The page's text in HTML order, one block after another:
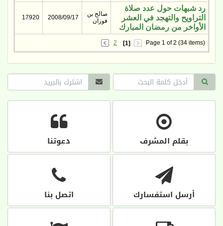
رد شبهات حول عدد صلاة
التراويح والتهجد في العشر
الأواخر من رمضان المبارك
صالح بن
فوزان
2008/09/17
17920
2 [1] Page 1 of 2 (34 items)
بقلم المشرف دعوتنا
أرسل استفسارك اتصل بنا